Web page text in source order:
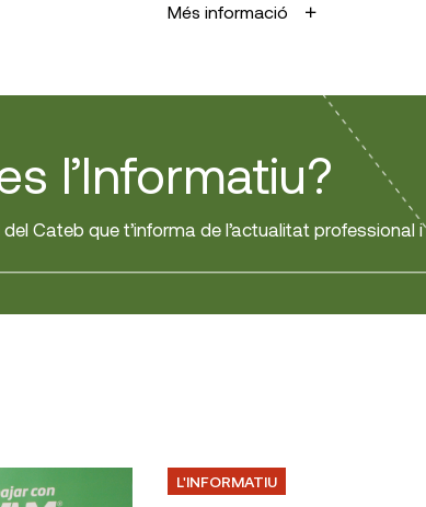
Més informació
l’Informatiu?
Cateb que t’informa de l’actualitat professional i
L'INFORMATIU